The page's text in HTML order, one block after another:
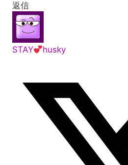
返信
STAY husky